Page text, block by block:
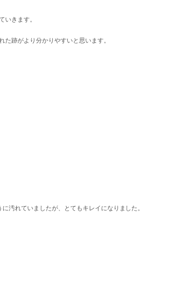
いきます。
跡がより分かりやすいと思います。
汚れていましたが、とてもキレイになりました。